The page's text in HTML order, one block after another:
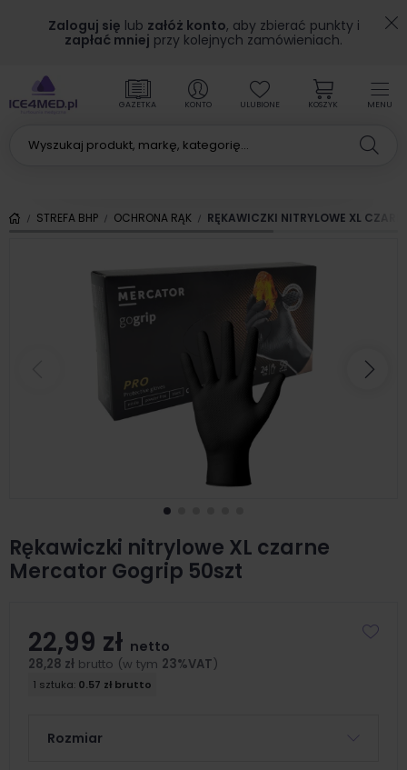
Zaloguj się lub załóż konto, aby zbierać punkty i
zapłać mniej przy kolejnych zamówieniach.
MENU
GAZETKA KONTO ULUBIONE KOSZYK
STREFA BHP OCHRONA RĄK RĘKAWICZKI NITRYLOWE XL
Poprzedni
Rękawiczki nitrylowe XL czarne
Mercator Gogrip 50szt
22,99 zł netto
28,28 zł brutto (w tym 23%VAT)
1 sztuka: 0.57 zł brutto
Rozmiar